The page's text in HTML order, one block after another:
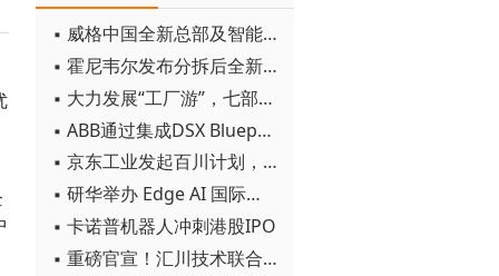
▪ 威格中国全新总部及智能工厂启用
▪ 霍尼韦尔发布分拆后全新品牌：霍尼韦尔科技与霍尼韦尔航空航天
▪ 大力发展“工厂游”，七部门联合发文！
▪ ABB通过集成DSX Blueprint AI基础设施，扩大与英伟达的合作
▪ 京东工业发起百川计划， 构建工业大模型新生态
▪ 研华举办 Edge AI 国际论坛
▪ 卡诺普机器人冲刺港股IPO
▪ 重磅官宣！汇川技术联合发起 D12 联盟，开创产教融合新范式